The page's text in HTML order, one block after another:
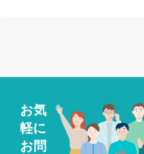
お気
軽に
お問